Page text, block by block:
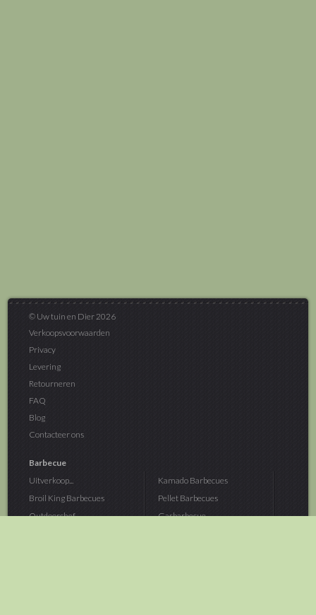
© Uw tuin en Dier 2026
Verkoopsvoorwaarden
Privacy
Levering
Retourneren
FAQ
Blog
Contacteer ons
Barbecue
Uitverkoop...
Broil King Barbecues
Outdoorchef...
Kamado Barbecues
Pellet Barbecues
Gasbarbecue